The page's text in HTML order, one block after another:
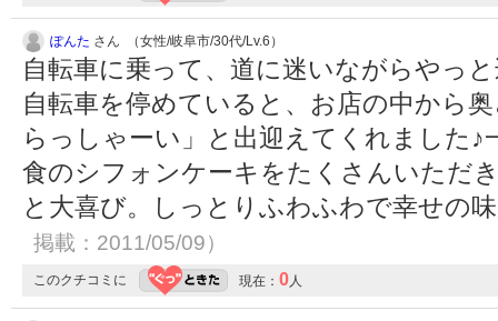
ぽんた さん （女性/岐阜市/30代/Lv.6）
自転車に乗って、道に迷いながらやっ
自転車を停めていると、お店の中から
らっしゃーい」と出迎えてくれました
食のシフォンケーキをたくさんいただ
と大喜び。しっとりふわふわで幸せの
掲載：2011/05/09）
このクチコミに 現在： 0人